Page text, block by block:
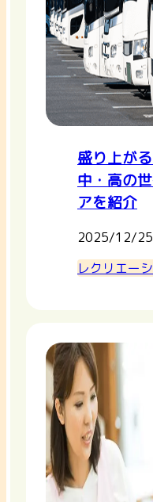
盛り上が
中・高の
アを紹介
2025/12/25
レクリエー